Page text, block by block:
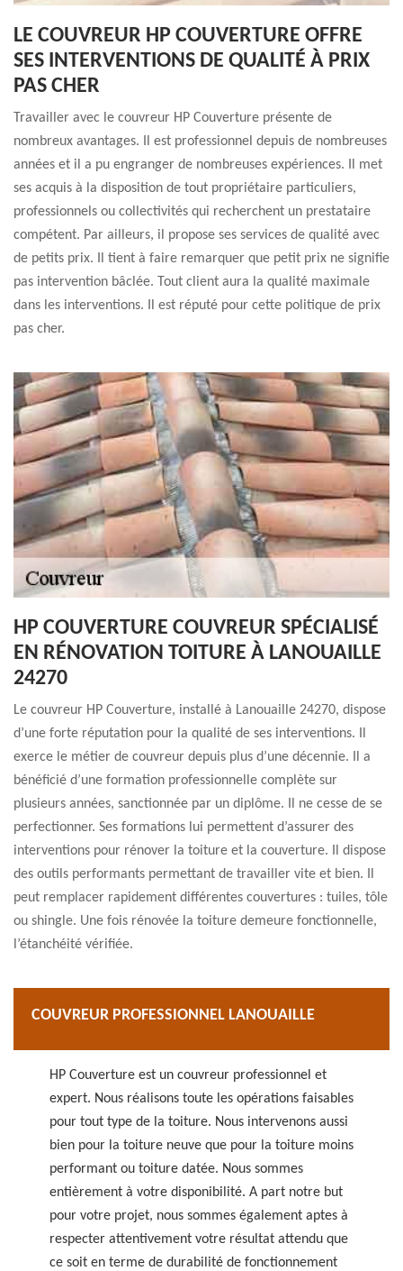
LE COUVREUR HP COUVERTURE OFFRE
SES INTERVENTIONS DE QUALITÉ À PRIX
PAS CHER
Travailler avec le couvreur HP Couverture présente de
nombreux avantages. Il est professionnel depuis de nombreuses
années et il a pu engranger de nombreuses expériences. Il met
ses acquis à la disposition de tout propriétaire particuliers,
professionnels ou collectivités qui recherchent un prestataire
compétent. Par ailleurs, il propose ses services de qualité avec
de petits prix. Il tient à faire remarquer que petit prix ne signifie
pas intervention bâclée. Tout client aura la qualité maximale
dans les interventions. Il est réputé pour cette politique de prix
pas cher.
HP COUVERTURE COUVREUR SPÉCIALISÉ
EN RÉNOVATION TOITURE À LANOUAILLE
24270
Le couvreur HP Couverture, installé à Lanouaille 24270, dispose
d’une forte réputation pour la qualité de ses interventions. Il
exerce le métier de couvreur depuis plus d’une décennie. Il a
bénéficié d’une formation professionnelle complète sur
plusieurs années, sanctionnée par un diplôme. Il ne cesse de se
perfectionner. Ses formations lui permettent d’assurer des
interventions pour rénover la toiture et la couverture. Il dispose
des outils performants permettant de travailler vite et bien. Il
peut remplacer rapidement différentes couvertures : tuiles, tôle
ou shingle. Une fois rénovée la toiture demeure fonctionnelle,
l’étanchéité vérifiée.
COUVREUR PROFESSIONNEL LANOUAILLE
HP Couverture est un couvreur professionnel et
expert. Nous réalisons toute les opérations faisables
pour tout type de la toiture. Nous intervenons aussi
bien pour la toiture neuve que pour la toiture moins
performant ou toiture datée. Nous sommes
entièrement à votre disponibilité. A part notre but
pour votre projet, nous sommes également aptes à
respecter attentivement votre résultat attendu que
ce soit en terme de durabilité de fonctionnement